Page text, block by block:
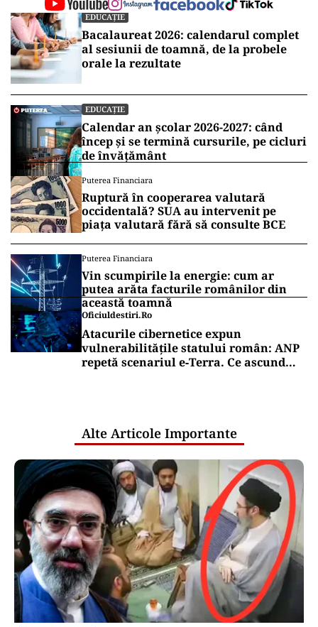
EDUCAȚIE
Bacalaureat 2026: calendarul complet
al sesiunii de toamnă, de la probele
orale la rezultate
EDUCAȚIE
Calendar an școlar 2026-2027: când
încep și se termină cursurile, pe cicluri
de învățământ
Puterea Financiara
Ruptură în cooperarea valutară
occidentală? SUA au intervenit pe
piața valutară fără să consulte BCE
Puterea Financiara
Vin scumpirile la energie: cum ar
putea arăta facturile românilor din
această toamnă
Oficiuldestiri.ro
Atacurile cibernetice expun
vulnerabilitățile statului român: ANP
repetă scenariul e‑Terra. Ce ascund
Alte Articole Importante